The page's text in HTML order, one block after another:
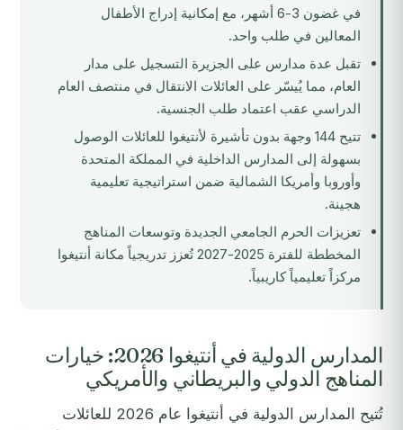
في غضون 3-6 أشهر، مع إمكانية إدراج الأطفال
المعالين في طلب واحد.
تقبل عدة مدارس على الجزيرة التسجيل على مدار
العام، مما يُيسّر على العائلات الانتقال في منتصف العام
الدراسي عقب اعتماد طلب الجنسية.
تتيح 144 وجهة بدون تأشيرة لأنتيغوا للعائلات الوصول
بسهولة إلى المدارس الداخلية في المملكة المتحدة
وأوروبا وأمريكا الشمالية ضمن استراتيجية تعليمية
هجينة.
تعزيزات الحرم الجامعي الجديدة وتوسعات المناهج
المخططة للفترة 2025-2027 تُعزز تدريجياً مكانة أنتيغوا
مركزاً تعليمياً كاريبياً.
المدارس الدولية في أنتيغوا 2026: خيارات
المناهج الدولي والبريطاني والأمريكي
تُتيح المدارس الدولية في أنتيغوا عام 2026 للعائلات